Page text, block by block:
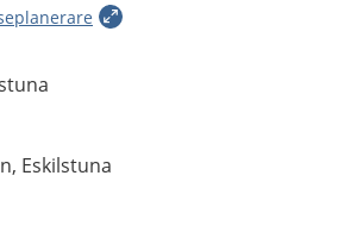
Eskilstuna